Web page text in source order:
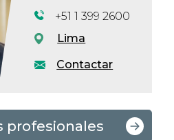
Contactar
+51 1 399 2600
Lima
profesionales